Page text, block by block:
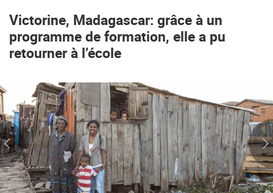
Victorine, Madagascar: grâce à un
programme de formation, elle a pu
retourner à l’école